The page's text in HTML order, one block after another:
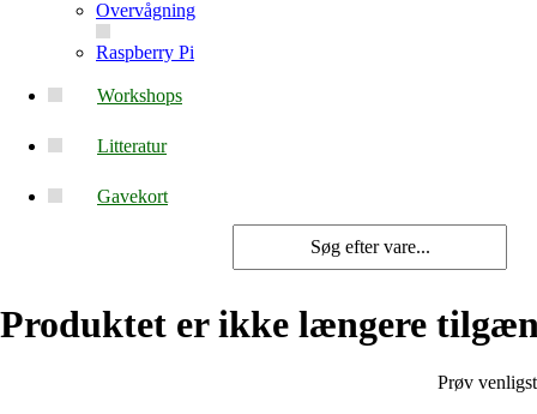
Overvågning
Raspberry Pi
Workshops
Litteratur
Gavekort
Produktet er ikke længere
Prøv